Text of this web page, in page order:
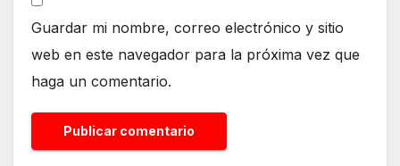
Guardar mi nombre, correo electrónico y sitio
web en este navegador para la próxima vez que
haga un comentario.